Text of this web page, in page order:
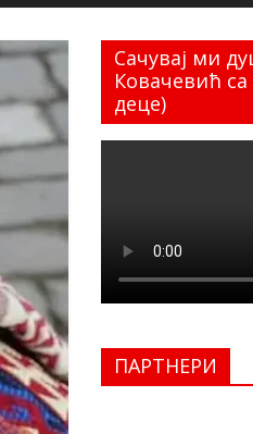
Сачувај ми
Ковачевић са
деце)
ПАРТНЕРИ